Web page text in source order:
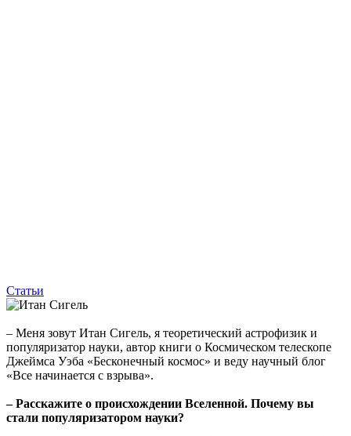
Статьи
– Меня зовут Итан Сигель, я теоретический астрофизик и
популяризатор науки, автор книги о Космическом телескопе
Джеймса Уэба «Бесконечный космос» и веду научный блог
«Все начинается с взрыва».
– Расскажите о происхождении Вселенной. Почему вы
стали популяризатором науки?